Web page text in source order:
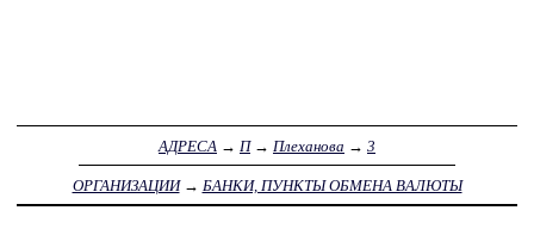
АДРЕСА → П→ Плеханова → 3
ОРГАНИЗАЦИИ→ БАНКИ, ПУНКТЫ ОБМЕНА ВАЛЮТЫ